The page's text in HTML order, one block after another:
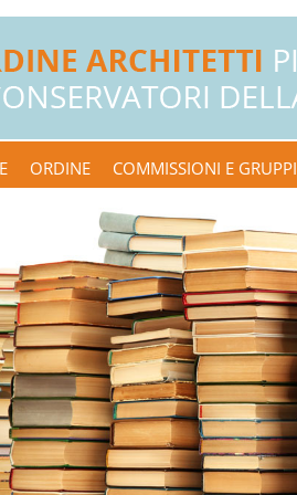
ORDINE COMMISSIONI E GRUPPI